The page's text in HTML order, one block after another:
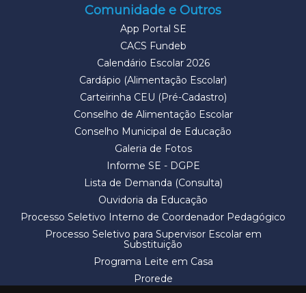
Comunidade e Outros
App Portal SE
CACS Fundeb
Calendário Escolar 2026
Cardápio (Alimentação Escolar)
Carteirinha CEU (Pré-Cadastro)
Conselho de Alimentação Escolar
Conselho Municipal de Educação
Galeria de Fotos
Informe SE - DGPE
Lista de Demanda (Consulta)
Ouvidoria da Educação
Processo Seletivo Interno de Coordenador Pedagógico
Processo Seletivo para Supervisor Escolar em
Substituição
Programa Leite em Casa
Prorede